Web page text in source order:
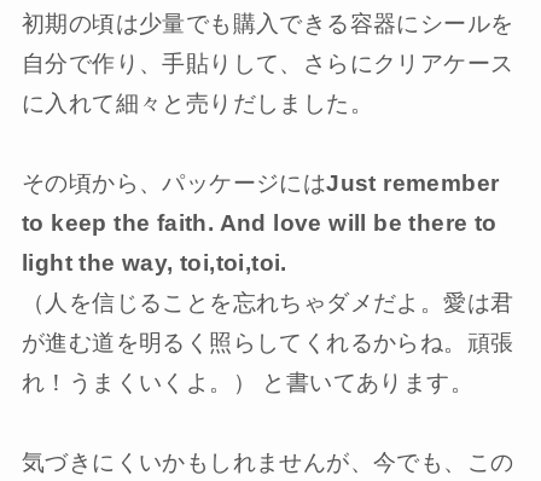
初期の頃は少量でも購入できる容器にシールを
自分で作り、手貼りして、さらにクリアケース
に入れて細々と売りだしました。
その頃から、パッケージにはJust remember
to keep the faith. And love will be there to
light the way, toi,toi,toi.
（人を信じることを忘れちゃダメだよ。愛は君
が進む道を明るく照らしてくれるからね。頑張
れ！うまくいくよ。） と書いてあります。
気づきにくいかもしれませんが、今でも、この